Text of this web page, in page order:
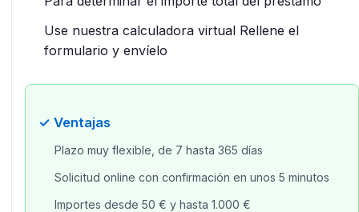
Use nuestra calculadora virtual Rellene el
formulario y envíelo
✓ Ventajas
Plazo muy flexible, de 7 hasta 365 días
Solicitud online con confirmación en unos 5 minutos
Importes desde 50 € y hasta 1.000 €